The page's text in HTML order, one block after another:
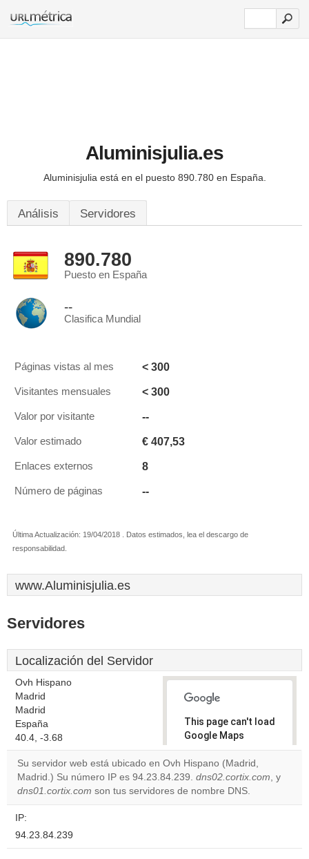
Aluminisjulia.es
Aluminisjulia está en el puesto 890.780 en España.
Análisis Servidores
890.780
Puesto en España
--
Clasifica Mundial
Páginas vistas al mes < 300
Visitantes mensuales < 300
Valor por visitante --
Valor estimado € 407,53
Enlaces externos 8
Número de páginas --
Última Actualización: 19/04/2018 . Datos estimados, lea el descargo de
responsabilidad.
www.Aluminisjulia.es
Servidores
Localización del Servidor
Ovh Hispano
Madrid
Madrid
España
40.4, -3.68
This page can't load
Google Maps
correctly.
Do you
own this
Su servidor web está ubicado en Ovh Hispano (Madrid,
Madrid.) Su número IP es 94.23.84.239. dns02.cortix.com, y
dns01.cortix.com son tus servidores de nombre DNS.
IP:
94.23.84.239